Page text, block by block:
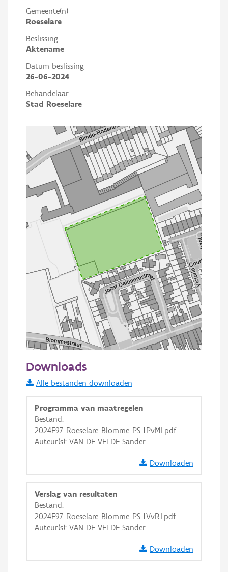
Gemeente(n)
Roeselare
Beslissing
Aktename
Datum beslissing
26-06-2024
Behandelaar
Stad Roeselare
Informatie Vlaanderen
i
+ −
Basis Lagen
OSM-Basiskaart
GRB-Basiskaart
Downloads
Alle bestanden downloaden
Programma van maatregelen
Bestand:
2024F97_Roeselare_Blomme_PS_[PvM].pdf
Auteur(s): VAN DE VELDE Sander
Downloaden
Verslag van resultaten
Bestand:
2024F97_Roeselare_Blomme_PS_[VvR].pdf
Auteur(s): VAN DE VELDE Sander
Downloaden